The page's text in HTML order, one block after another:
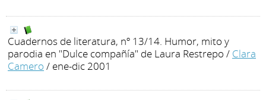
Cuadernos de literatura, nº 13/14. Humor, mito y
parodia en "Dulce compañía" de Laura Restrepo / Clara
Camero / ene-dic 2001